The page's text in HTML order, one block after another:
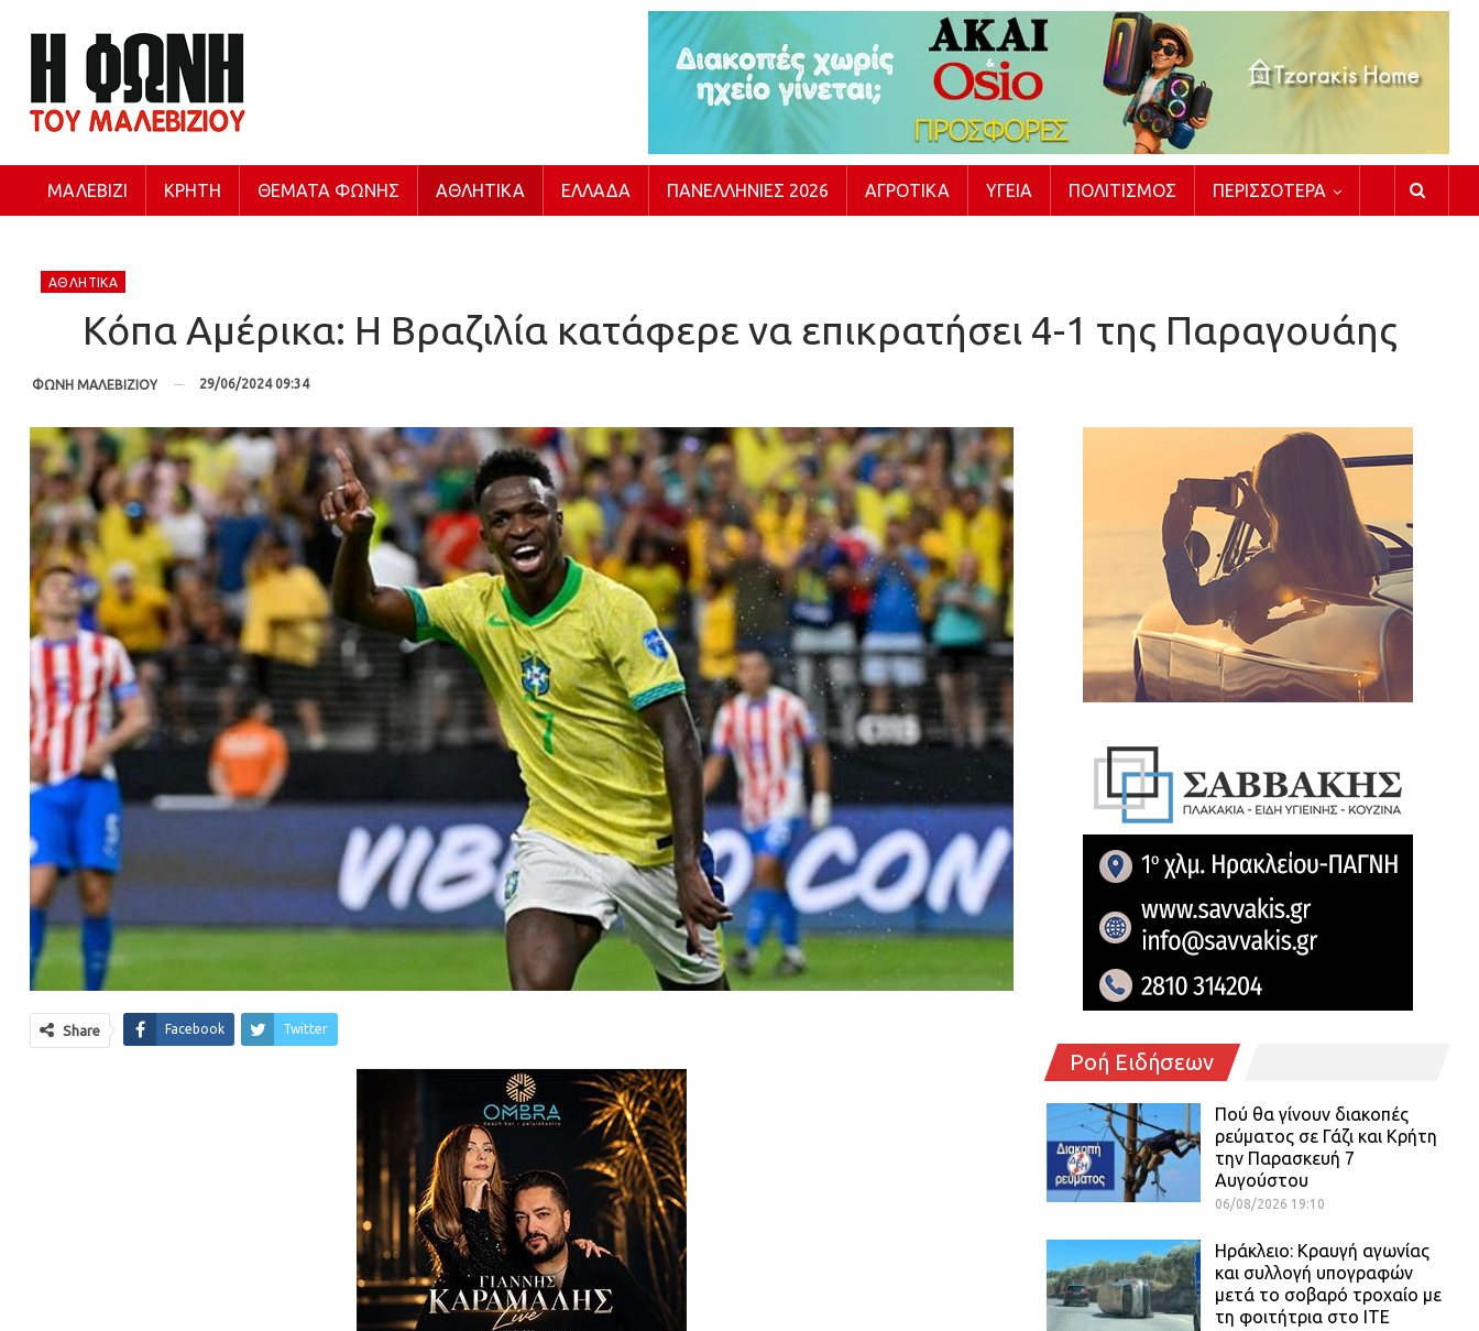
ΜΑΛΕΒΊΖΙ ΚΡΉΤΗ ΘΈΜΑΤΑ ΦΩΝΉΣ ΑΘΛΗΤΙΚΆ ΕΛΛΆΔΑ ΠΑΝΕΛΛΉΝΙΕΣ 2026 ΑΓΡΟΤΙΚΆ ΥΓΕΊΑ ΠΟΛΙΤΙΣΜΌΣ ΠΕΡΙΣΣΌΤΕΡΑ
ΑΘΛΗΤΙΚΆ
Κόπα Αμέρικα: H Βραζιλία κατάφερε να επικρατήσει 4-1 της Παραγουάης
ΦΩΝΗ ΜΑΛΕΒΙΖΙΟΥ 29/06/2024 09:34
Share Facebook Twitter
Ροή Ειδήσεων
Πού θα γίνουν διακοπές
ρεύματος σε Γάζι και Κρήτη
την Παρασκευή 7
Αυγούστου
06/08/2026 19:10
Ηράκλειο: Κραυγή αγωνίας
και συλλογή υπογραφών
μετά το σοβαρό τροχαίο με
τη φοιτήτρια στο ΙΤΕ